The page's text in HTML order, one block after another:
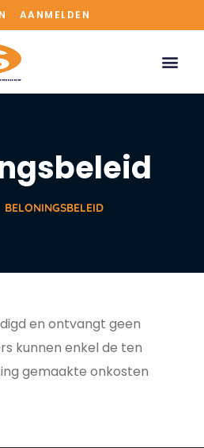
AANMELDEN
BELONINGSBELEID
en ontvangt geen
kunnen enkel de ten
gemaakte onkosten